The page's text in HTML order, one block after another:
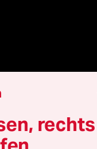
rechts